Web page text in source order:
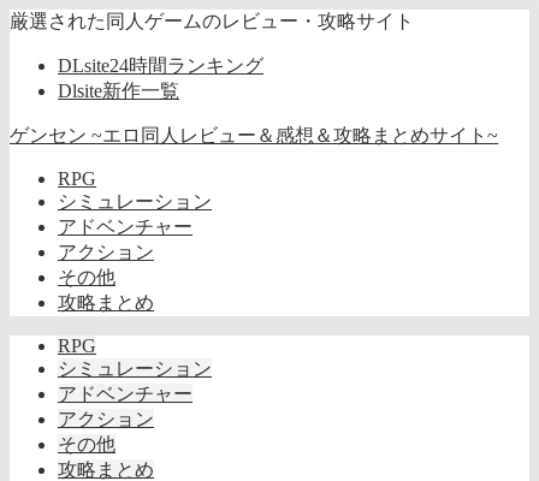
厳選された同人ゲームのレビュー・攻略サイト
DLsite24時間ランキング
Dlsite新作一覧
ゲンセン ~エロ同人レビュー＆感想＆攻略まとめサイト~
RPG
シミュレーション
アドベンチャー
アクション
その他
攻略まとめ
RPG
シミュレーション
アドベンチャー
アクション
その他
攻略まとめ